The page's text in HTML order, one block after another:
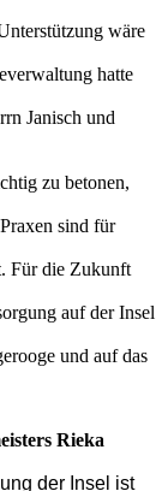
wäre
hatte
Janisch und
zu betonen,
sind für
Für die Zukunft
auf der Insel
und auf das
Rieka
der Insel ist